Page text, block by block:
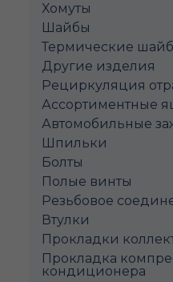
Хомуты
Шайбы
Термические
Другие изделия
Рециркуляция
Ассортиментные
Автомобильные
Шпильки
Болты
Полые винты
Pезьбовое
Втулки
Прокладки
Прокладка
кондиционера